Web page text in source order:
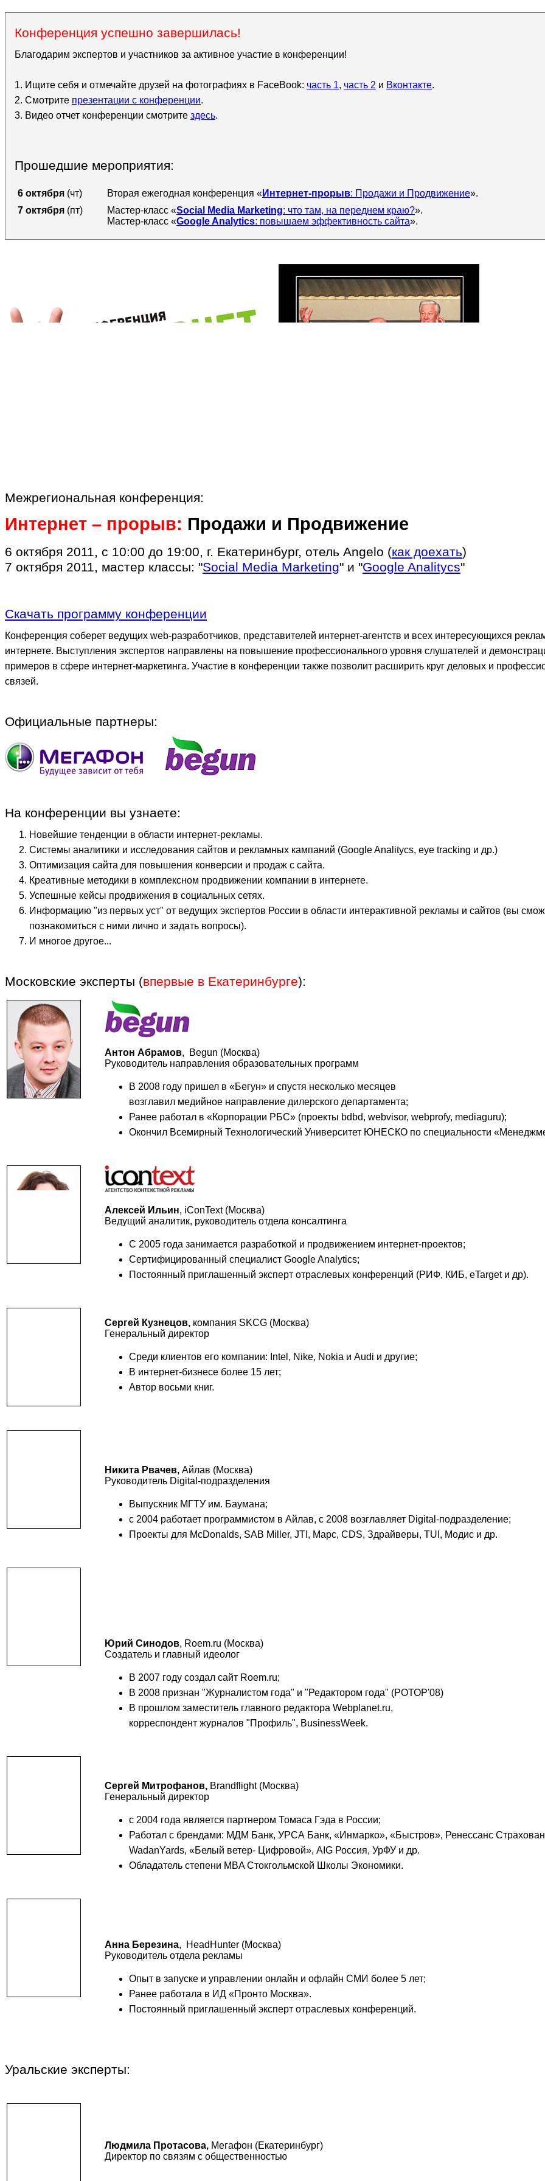
Конференция успешно завершилась!
Благодарим экспертов и участников за активное участие в конференции!
1. Ищите себя и отмечайте друзей на фотографиях в FaceBook: часть 1, часть 2 и Вконтакте.
2. Смотрите презентации с конференции.
3. Видео отчет конференции смотрите здесь.
Прошедшие мероприятия:
6 октября (чт) Вторая ежегодная конференция «Интернет-прорыв: Продажи и Продвижение».
7 октября (пт) Мастер-класс «Social Media Marketing: что там, на переднем краю?».
Мастер-класс «Google Analytics: повышаем эффективность сайта».
Межрегиональная конференция:
Интернет – прорыв: Продажи и Продвижение
6 октября 2011, с 10:00 до 19:00, г. Екатеринбург, отель Angelo (как доехать)
7 октября 2011, мастер классы: "Social Media Marketing" и "Google Analitycs"
Скачать программу конференции
Конференция соберет ведущих web-разработчиков, представителей интернет-агентств и всех интересующихся
интернете. Выступления экспертов направлены на повышение профессионального уровня слушателей и
примеров в сфере интернет-маркетинга. Участие в конференции также позволит расширить круг деловых и
связей.
Официальные партнеры:
На конференции вы узнаете:
Новейшие тенденции в области интернет-рекламы.
Системы аналитики и исследования сайтов и рекламных кампаний (Google Analitycs, eye tracking и др.)
Оптимизация сайта для повышения конверсии и продаж с сайта.
Креативные методики в комплексном продвижении компании в интернете.
Успешные кейсы продвижения в социальных сетях.
Информацию "из первых уст" от ведущих экспертов России в области интерактивной рекламы и сайтов (вы
познакомиться с ними лично и задать вопросы).
И многое другое...
Московские эксперты (впервые в Екатеринбурге):
Антон Абрамов, Begun (Москва)
Руководитель направления образовательных программ
В 2008 году пришел в «Бегун» и спустя несколько месяцев
возглавил медийное направление дилерского департамента;
Ранее работал в «Корпорации РБС» (проекты bdbd, webvisor, webprofy, mediaguru);
Окончил Всемирный Технологический Университет ЮНЕСКО по специальности
Алексей Ильин, iConText (Москва)
Ведущий аналитик, руководитель отдела консалтинга
С 2005 года занимается разработкой и продвижением интернет-проектов;
Сертифицированный специалист Google Analytics;
Постоянный приглашенный эксперт отраслевых конференций (РИФ, КИБ, eTarget и др).
Сергей Кузнецов, компания SKCG (Москва)
Генеральный директор
Среди клиентов его компании: Intel, Nike, Nokia и Audi и другие;
В интернет-бизнесе более 15 лет;
Автор восьми книг.
Никита Рвачев, Айлав (Москва)
Руководитель Digital-подразделения
Выпускник МГТУ им. Баумана;
с 2004 работает программистом в Айлав, с 2008 возглавляет Digital-подразделение;
Проекты для McDonalds, SAB Miller, JTI, Марс, CDS, Здрайверы, TUI, Модис и др.
Юрий Синодов, Roem.ru (Москва)
Создатель и главный идеолог
В 2007 году создал сайт Roem.ru;
В 2008 признан "Журналистом года" и "Редактором года" (РОТОР'08)
В прошлом заместитель главного редактора Webplanet.ru,
корреспондент журналов "Профиль", BusinessWeek.
Сергей Митрофанов, Brandflight (Москва)
Генеральный директор
с 2004 года является партнером Томаса Гэда в России;
Работал с брендами: МДМ Банк, УРСА Банк, «Инмарко», «Быстров», Ренессанс
WadanYards, «Белый ветер- Цифровой», AIG Россия, УрФУ и др.
Обладатель степени MBA Стокгольмской Школы Экономики.
Анна Березина, HeadHunter (Москва)
Руководитель отдела рекламы
Опыт в запуске и управлении онлайн и офлайн СМИ более 5 лет;
Ранее работала в ИД «Пронто Москва».
Постоянный приглашенный эксперт отраслевых конференций.
Уральские эксперты:
Людмила Протасова, Мегафон (Екатеринбург)
Директор по связям с общественностью